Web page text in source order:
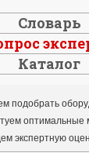
Словарь
Каталог
подобрать
оптимальные
экспертную